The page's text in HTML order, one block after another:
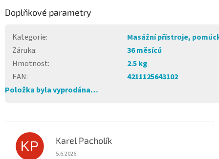
Doplňkové parametry
Kategorie:
Masážní přístroje,
Záruka:
36 měsíců
Hmotnost:
2.5 kg
EAN:
4211125643102
Položka byla vyprodána…
KP Karel Pacholík
Hodnocení obchodu je 4 z 5 hvězdiček.
5.6.2026